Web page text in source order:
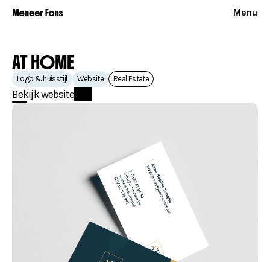
Menu
AT HOME
Logo & huisstijl Website Real Estate
Bekijk website